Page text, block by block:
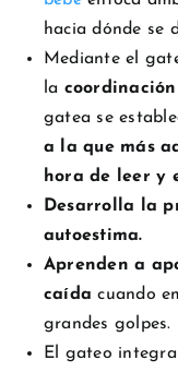
hacia dónde se
Mediante el
la
gatea se
a la que más
hora de leer y
Desarrolla la
autoestima.
Aprenden a
caída cuando
grandes golpes.
El gateo